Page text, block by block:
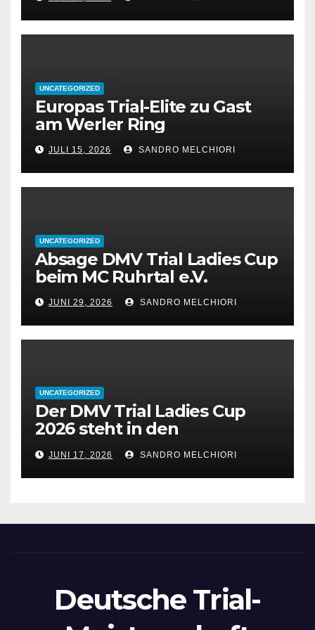
UNCATEGORIZED
Europas Trial-Elite zu Gast
am Werler Ring
JULI 15, 2026 SANDRO MELCHIORI
UNCATEGORIZED
Absage DMV Trial Ladies Cup
beim MC Ruhrtal e.V.
JUNI 29, 2026 SANDRO MELCHIORI
UNCATEGORIZED
Der DMV Trial Ladies Cup
2026 steht in den
Startlöchern!
JUNI 17, 2026 SANDRO MELCHIORI
Deutsche Trial-